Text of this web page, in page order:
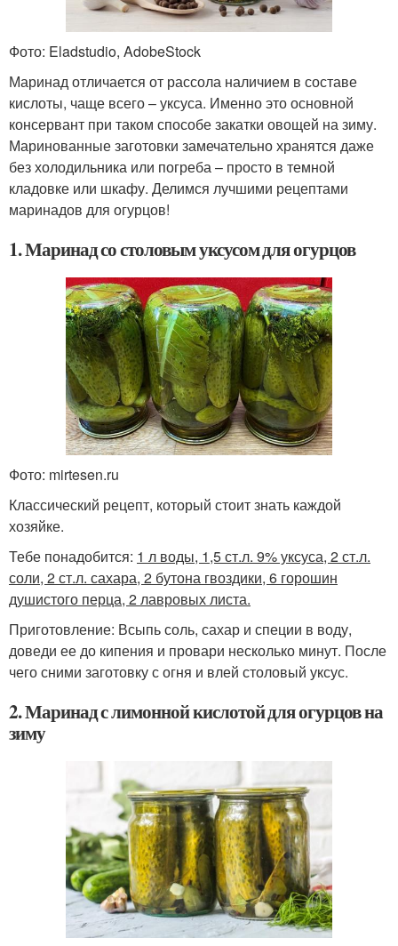
Фото: Eladstudio, AdobeStock
Маринад отличается от рассола наличием в составе
кислоты, чаще всего – уксуса. Именно это основной
консервант при таком способе закатки овощей на зиму.
Маринованные заготовки замечательно хранятся даже
без холодильника или погреба – просто в темной
кладовке или шкафу. Делимся лучшими рецептами
маринадов для огурцов!
1. Маринад со столовым уксусом для огурцов
Фото: mirtesen.ru
Классический рецепт, который стоит знать каждой
хозяйке.
Тебе понадобится: 1 л воды, 1,5 ст.л. 9% уксуса, 2 ст.л.
соли, 2 ст.л. сахара, 2 бутона гвоздики, 6 горошин
душистого перца, 2 лавровых листа.
Приготовление: Всыпь соль, сахар и специи в воду,
доведи ее до кипения и провари несколько минут. После
чего сними заготовку с огня и влей столовый уксус.
2. Маринад с лимонной кислотой для огурцов на
зиму